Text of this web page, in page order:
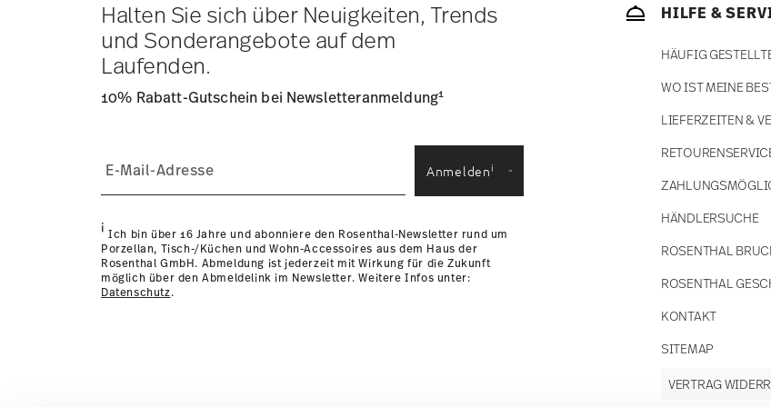
Lieferzeit innerhalb Deutschlands:
3-5 Werktage für vorrätige Artikel. Sie können die Lieferzeiten in
andere Länderhier einsehen.
Retouren:Für Retouren nutzen Sie bitte unserenRetourenservice
Halten Sie sich über Neuigkeiten, Trends
und Sonderangebote auf dem
Laufenden.
10% Rabatt-Gutschein bei Newsletteranmeldung1
Anmeldeni
i Ich bin über 16 Jahre und abonniere den Rosenthal-Newsletter rund um
Porzellan, Tisch-/Küchen und Wohn-Accessoires aus dem Haus der
Rosenthal GmbH. Abmeldung ist jederzeit mit Wirkung für die Zukunft
möglich über den Abmeldelink im Newsletter. Weitere Infos unter:
Datenschutz.
HILFE &
HÄUFIG
WO IST MEINE
LIEFERZEITEN &
HÄNDLERSUCHE
ROSENTHAL
ROSENTHAL
KONTAKT
SITEMAP
VERTRAG